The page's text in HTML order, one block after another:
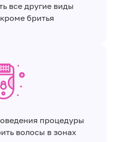
все другие виды
бритья
процедуры
волосы в зонах